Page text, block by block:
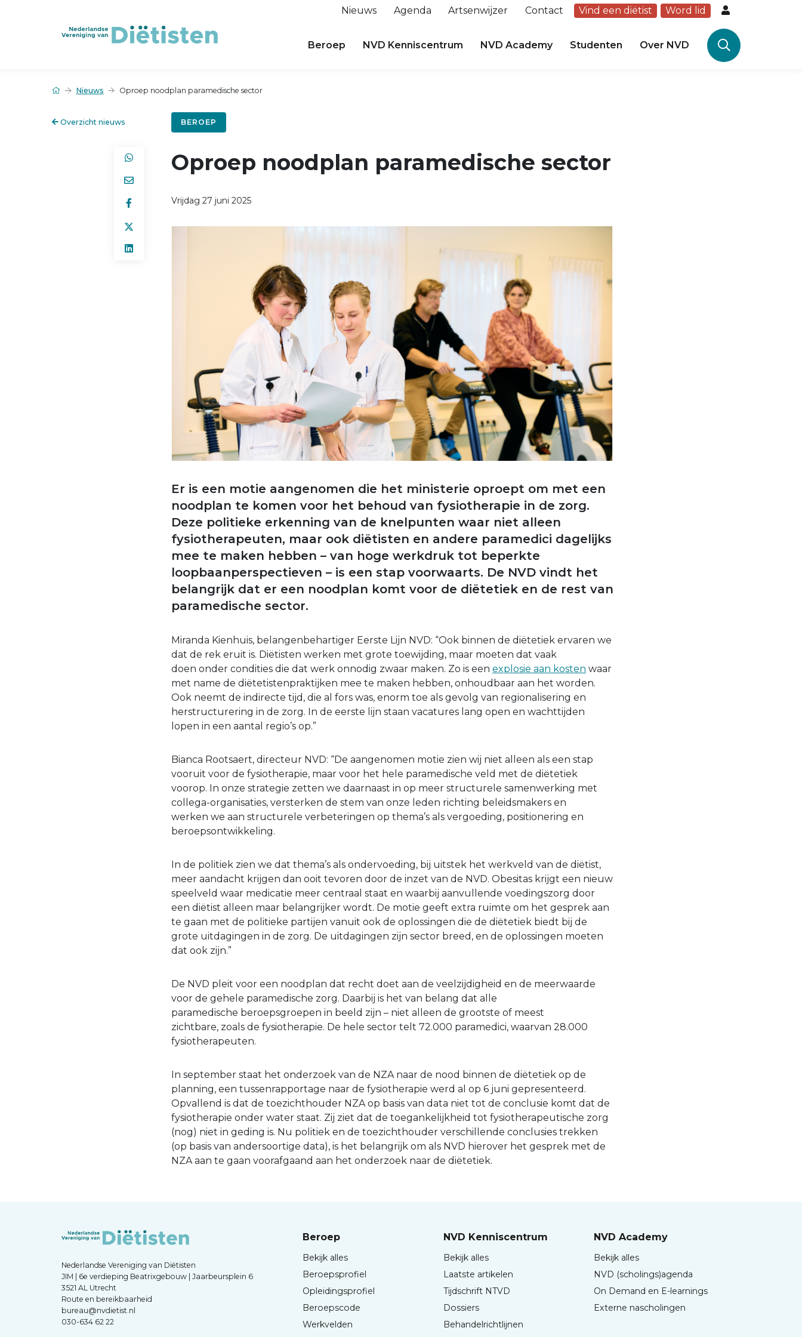
Nieuws Agenda Artsenwijzer Contact Vind een diëtist Word lid
Beroep NVD Kenniscentrum NVD Academy Studenten Over NVD
Nieuws Oproep noodplan paramedische sector
Overzicht nieuws BEROEP
Oproep noodplan paramedische sector
Vrijdag 27 juni 2025
Er is een motie aangenomen die het ministerie oproept om met een
noodplan te komen voor het behoud van fysiotherapie in de zorg.
Deze politieke erkenning van de knelpunten waar niet alleen
fysiotherapeuten, maar ook diëtisten en andere paramedici dagelijks
mee te maken hebben – van hoge werkdruk tot beperkte
loopbaanperspectieven – is een stap voorwaarts. De NVD vindt het
belangrijk dat er een noodplan komt voor de diëtetiek en de rest van
paramedische sector.
Miranda Kienhuis, belangenbehartiger Eerste Lijn NVD: “Ook binnen de diëtetiek ervaren we
dat de rek eruit is. Diëtisten werken met grote toewijding, maar moeten dat vaak
doen onder condities die dat werk onnodig zwaar maken. Zo is een explosie aan kosten waar
met name de diëtetistenpraktijken mee te maken hebben, onhoudbaar aan het worden.
Ook neemt de indirecte tijd, die al fors was, enorm toe als gevolg van regionalisering en
herstructurering in de zorg. In de eerste lijn staan vacatures lang open en wachttijden
lopen in een aantal regio’s op.”
Bianca Rootsaert, directeur NVD: “De aangenomen motie zien wij niet alleen als een stap
vooruit voor de fysiotherapie, maar voor het hele paramedische veld met de diëtetiek
voorop. In onze strategie zetten we daarnaast in op meer structurele samenwerking met
collega-organisaties, versterken de stem van onze leden richting beleidsmakers en
werken we aan structurele verbeteringen op thema’s als vergoeding, positionering en
beroepsontwikkeling.
In de politiek zien we dat thema’s als ondervoeding, bij uitstek het werkveld van de diëtist,
meer aandacht krijgen dan ooit tevoren door de inzet van de NVD. Obesitas krijgt een nieuw
speelveld waar medicatie meer centraal staat en waarbij aanvullende voedingszorg door
een diëtist alleen maar belangrijker wordt. De motie geeft extra ruimte om het gesprek aan
te gaan met de politieke partijen vanuit ook de oplossingen die de diëtetiek biedt bij de
grote uitdagingen in de zorg. De uitdagingen zijn sector breed, en de oplossingen moeten
dat ook zijn.”
De NVD pleit voor een noodplan dat recht doet aan de veelzijdigheid en de meerwaarde
voor de gehele paramedische zorg. Daarbij is het van belang dat alle
paramedische beroepsgroepen in beeld zijn – niet alleen de grootste of meest
zichtbare, zoals de fysiotherapie. De hele sector telt 72.000 paramedici, waarvan 28.000
fysiotherapeuten.
In september staat het onderzoek van de NZA naar de nood binnen de diëtetiek op de
planning, een tussenrapportage naar de fysiotherapie werd al op 6 juni gepresenteerd.
Opvallend is dat de toezichthouder NZA op basis van data niet tot de conclusie komt dat de
fysiotherapie onder water staat. Zij ziet dat de toegankelijkheid tot fysiotherapeutische zorg
(nog) niet in geding is. Nu politiek en de toezichthouder verschillende conclusies trekken
(op basis van andersoortige data), is het belangrijk om als NVD hierover het gesprek met de
NZA aan te gaan voorafgaand aan het onderzoek naar de diëtetiek.
Nederlandse Vereniging van Diëtisten
JIM | 6e verdieping Beatrixgebouw | Jaarbeursplein 6
3521 AL Utrecht
Route en bereikbaarheid
bureau@nvdietist.nl
030-634 62 22
Beroep
Bekijk alles
Beroepsprofiel
Opleidingsprofiel
Beroepscode
Werkvelden
NVD Kenniscentrum
Bekijk alles
Laatste artikelen
Tijdschrift NTVD
Dossiers
Behandelrichtlijnen
NVD Academy
Bekijk alles
NVD (scholings)agenda
On Demand en E-learnings
Externe nascholingen